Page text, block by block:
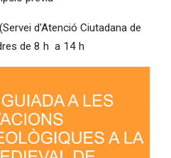
d'Atenció Ciutadana de
de 8 h a 14 h